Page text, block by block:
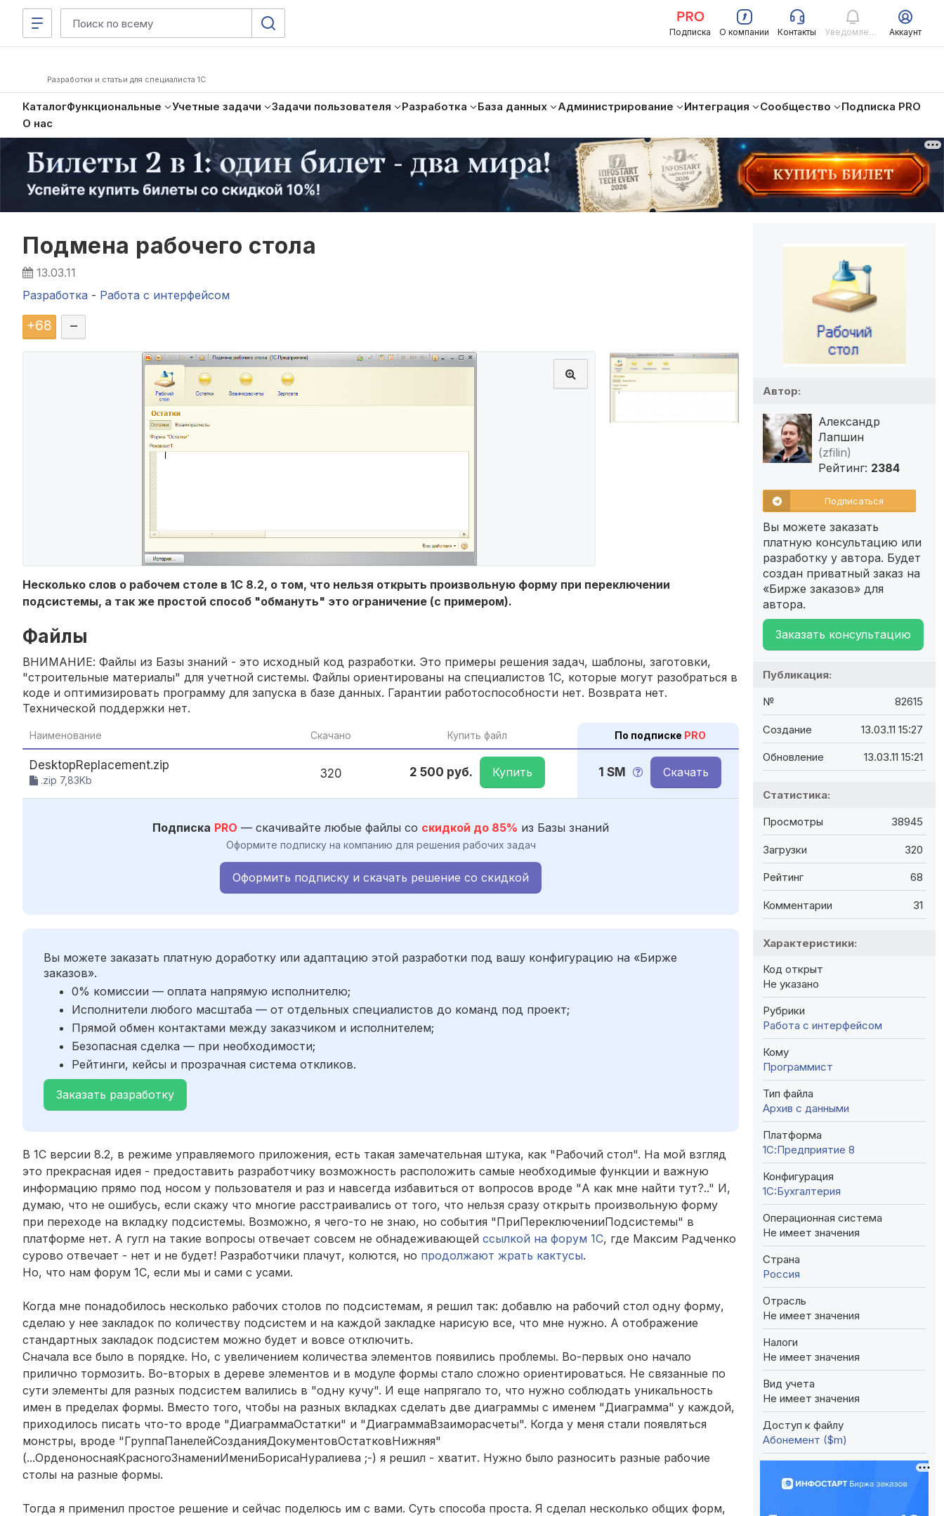
Подписка О компании Контакты Уведомления Аккаунт
Разработки и статьи для специалиста 1С
КаталогФункциональные Учетные задачи Задачи пользователя Разработка База данных Администрирование Интеграция Сообщество
Подписка PRO
О нас
Подмена рабочего стола
13.03.11
Разработка - Работа с интерфейсом
+68 –
Несколько слов о рабочем столе в 1С 8.2, о том, что нельзя открыть произвольную форму при переключении
подсистемы, а так же простой способ "обмануть" это ограничение (с примером).
Файлы
ВНИМАНИЕ: Файлы из Базы знаний - это исходный код разработки. Это примеры решения задач, шаблоны, заготовки,
"строительные материалы" для учетной системы. Файлы ориентированы на специалистов 1С, которые могут разобраться в
коде и оптимизировать программу для запуска в базе данных. Гарантии работоспособности нет. Возврата нет.
Технической поддержки нет.
Наименование Скачано Купить файл По подписке PRO
DesktopReplacement.zip
.zip 7,83Kb 320 2 500 руб. Купить 1 SM Скачать
Подписка PRO — скачивайте любые файлы со скидкой до 85% из Базы знаний
Оформите подписку на компанию для решения рабочих задач
Оформить подписку и скачать решение со скидкой
Вы можете заказать платную доработку или адаптацию этой разработки под вашу конфигурацию на «Бирже
заказов».
0% комиссии — оплата напрямую исполнителю;
Исполнители любого масштаба — от отдельных специалистов до команд под проект;
Прямой обмен контактами между заказчиком и исполнителем;
Безопасная сделка — при необходимости;
Рейтинги, кейсы и прозрачная система откликов.
Заказать разработку
В 1С версии 8.2, в режиме управляемого приложения, есть такая замечательная штука, как "Рабочий стол". На мой взгляд
это прекрасная идея - предоставить разработчику возможность расположить самые необходимые функции и важную
информацию прямо под носом у пользователя и раз и навсегда избавиться от вопросов вроде "А как мне найти тут?.." И,
думаю, что не ошибусь, если скажу что многие расстраивались от того, что нельзя сразу открыть произвольную форму
при переходе на вкладку подсистемы. Возможно, я чего-то не знаю, но события "ПриПереключенииПодсистемы" в
платформе нет. А гугл на такие вопросы отвечает совсем не обнадеживающей ссылкой на форум 1С, где Максим Радченко
сурово отвечает - нет и не будет! Разработчики плачут, колются, но продолжают жрать кактусы.
Но, что нам форум 1С, если мы и сами с усами.
Когда мне понадобилось несколько рабочих столов по подсистемам, я решил так: добавлю на рабочий стол одну форму,
сделаю у нее закладок по количеству подсистем и на каждой закладке нарисую все, что мне нужно. А отображение
стандартных закладок подсистем можно будет и вовсе отключить.
Сначала все было в порядке. Но, с увеличением количества элементов появились проблемы. Во-первых оно начало
прилично тормозить. Во-вторых в дереве элементов и в модуле формы стало сложно ориентироваться. Не связанные по
сути элементы для разных подсистем валились в "одну кучу". И еще напрягало то, что нужно соблюдать уникальность
имен в пределах формы. Вместо того, чтобы на разных вкладках сделать две диаграммы с именем "Диаграмма" у каждой,
приходилось писать что-то вроде "ДиаграммаОстатки" и "ДиаграммаВзаиморасчеты". Когда у меня стали появляться
монстры, вроде "ГруппаПанелейСозданияДокументовОстатковНижняя"
(...ОрденоноснаяКрасногоЗнамениИмениБорисаНуралиева ;-) я решил - хватит. Нужно было разносить разные рабочие
столы на разные формы.
Тогда я применил простое решение и сейчас поделюсь им с вами. Суть способа проста. Я сделал несколько общих форм,
Автор:
Александр
Лапшин
(zfilin)
Рейтинг: 2384
Подписаться
Вы можете заказать
платную консультацию или
разработку у автора. Будет
создан приватный заказ на
«Бирже заказов» для
автора.
Заказать консультацию
Публикация:
№ 82615
Создание 13.03.11 15:27
Обновление 13.03.11 15:21
Статистика:
Просмотры 38945
Загрузки 320
Рейтинг 68
Комментарии 31
Характеристики:
Код открыт
Не указано
Рубрики
Работа с интерфейсом
Кому
Программист
Тип файла
Архив с данными
Платформа
1С:Предприятие 8
Конфигурация
1C:Бухгалтерия
Операционная система
Не имеет значения
Страна
Россия
Отрасль
Не имеет значения
Налоги
Не имеет значения
Вид учета
Не имеет значения
Доступ к файлу
Абонемент ($m)